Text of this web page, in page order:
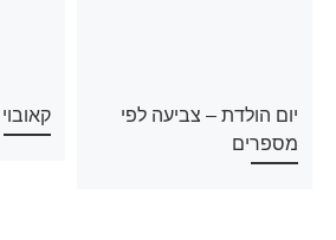
יום הולדת – צביעה לפי
מספרים